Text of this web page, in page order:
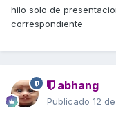
hilo solo de
correspondiente
abhang
Publicado 12